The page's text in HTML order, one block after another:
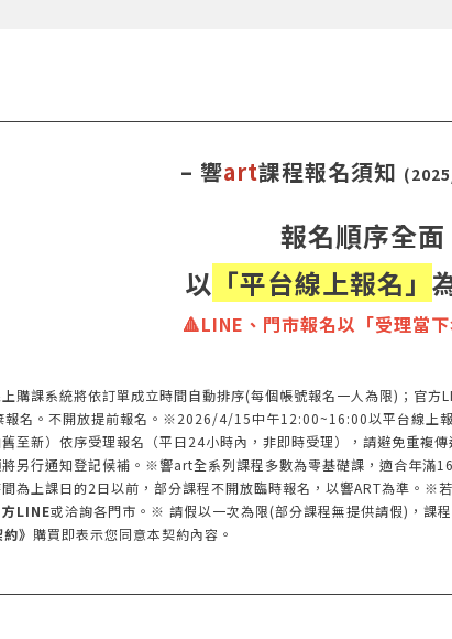
– 響art課程報名須知
報名順序全面
以 「平台線上報名」
🔺LINE、門市報名以「受理當
購課系統將依訂單成立時間自動排序(每個帳號報名一人為限)；官方
報名。不開放提前報名。※2026/4/15中午12:00~16:00以平台線上
至新）依序受理報名（平日24小時內，非即時受理），請避免重複
另行通知登記候補。※響art全系列課程多數為零基礎課，適合年滿
為上課日的2日以前，部分課程不開放臨時報名，以響ART為準。※
LINE或洽詢各門市。※ 請假以一次為限(部分課程無提供請假)，課
》 購買即表示您同意本契約內容。